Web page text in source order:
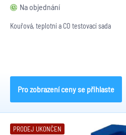
Na objednání
Kouřová, teplotní a CO testovací sada
Pro zobrazení ceny se přihlaste
PRODEJ UKONČEN